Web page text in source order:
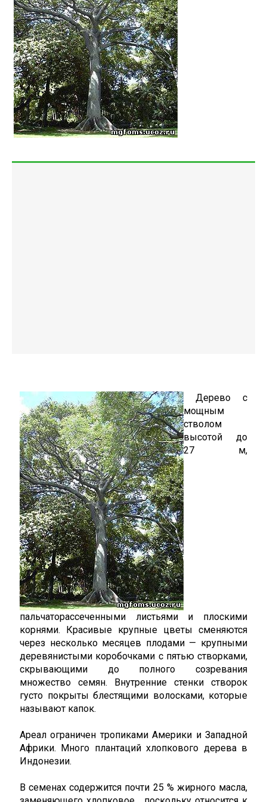
Дерево с
мощным
стволом
высотой до
27 м,
пальчаторассеченными листьями и плоскими
корнями. Красивые крупные цветы сменяются
через несколько месяцев плодами — крупными
деревянистыми коробочками с пятью створками,
скрывающими до полного созревания
множество семян. Внутренние стенки створок
густо покрыты блестящими волосками, которые
называют капок.
Ареал ограничен тропиками Америки и Западной
Африки. Много плантаций хлопкового дерева в
Индонезии.
В семенах содержится почти 25 % жирного масла,